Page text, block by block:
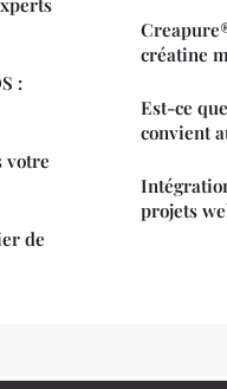
:
votre
de
créatine
Est-ce
convient
projets